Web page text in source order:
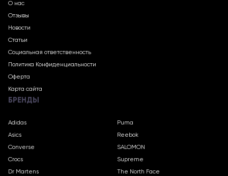
О нас
Отзывы
Новости
Статьи
Социальная ответственность
Политика Конфиденциальности
Оферта
Карта сайта
БРЕНДЫ
Adidas
Asics
Converse
Crocs
Dr Martens
Puma
Reebok
SALOMON
Supreme
The North Face